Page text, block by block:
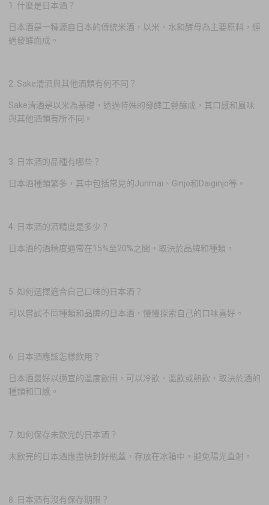
1. 什麼是日本酒？
日本酒是一種源自日本的傳統米酒，以米、水和酵母為主要原料，經
過發酵而成。
2. Sake清酒與其他酒類有何不同？
Sake清酒是以米為基礎，透過特殊的發酵工藝釀成，其口感和風味
與其他酒類有所不同。
3. 日本酒的品種有哪些？
日本酒種類繁多，其中包括常見的Junmai、Ginjo和Daiginjo等。
4. 日本酒的酒精度是多少？
日本酒的酒精度通常在15%至20%之間，取決於品牌和種類。
5. 如何選擇適合自己口味的日本酒？
可以嘗試不同種類和品牌的日本酒，慢慢探索自己的口味喜好。
6. 日本酒應該怎樣飲用？
日本酒最好以適宜的溫度飲用，可以冷飲、溫飲或熱飲，取決於酒的
種類和口感。
7. 如何保存未飲完的日本酒？
未飲完的日本酒應盡快封好瓶蓋，存放在冰箱中，避免陽光直射。
8. 日本酒有沒有保存期限？